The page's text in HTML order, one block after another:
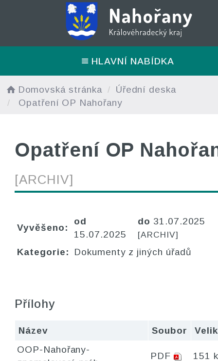
HLAVNÍ NABÍDKA
Domovská stránka
Úřední deska
Opatření OP Nahořany
Opatření OP
[ARCHIV]
Vyvěšeno:
od
15.07.2025
do 31.07.2025
[ARCHIV]
Kategorie: Dokumenty z jiných úřadů
Přílohy
Název Soubor
OOP-Nahořany-
PDF 151